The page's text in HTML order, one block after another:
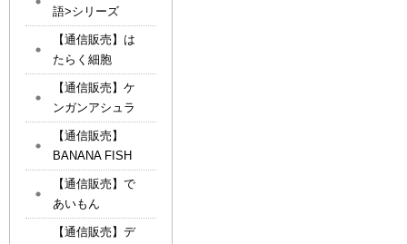
語>シリーズ
【通信販売】は
たらく細胞
【通信販売】ケ
ンガンアシュラ
【通信販売】
BANANA FISH
【通信販売】で
あいもん
【通信販売】デ